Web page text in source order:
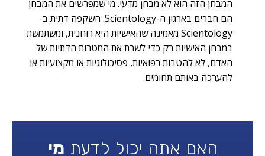
המבחן הזה הוא לא מבחן מדעי. מי שמפרשים את המבחן
הם חברים בארגון ה-Scientology. השקפה דתית ב-
Scientology מאמינה שהאישיות היא רוחנית, ומשתמשת
במבחן האישיות רק כדי לשרת את המטרות הדתיות של
האדם, לא להטבות רפואיות, פסיכולוגיות או מקצועיות או
להערכה באותם תחומים.
האם אתה יכול לדעת מי